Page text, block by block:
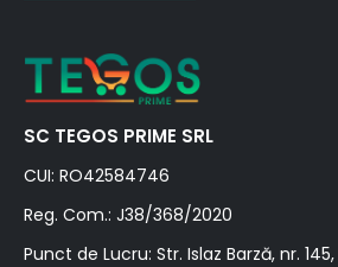
SC TEGOS PRIME SRL
CUI: RO42584746
Reg. Com.: J38/368/2020
Punct de Lucru: Str. Islaz Barză, nr.